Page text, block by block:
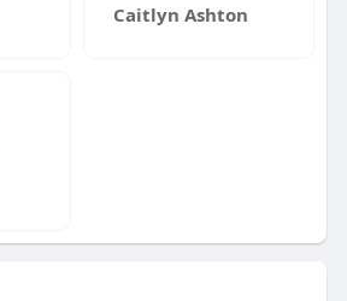
Caitlyn Ashton